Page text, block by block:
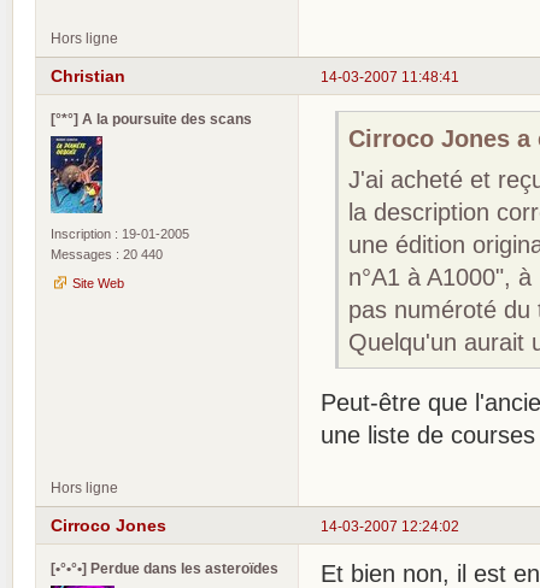
Hors ligne
14-03-2007 11:48:41
Christian
[°*°] A la poursuite des scans
Inscription : 19-01-2005
Messages : 20 440
Site Web
Cirroco Jones a
J'ai acheté et
la description
une édition
n°A1 à A1000",
pas numéroté du
Quelqu'un aurait
Peut-être que
une liste de
Hors ligne
14-03-2007 12:24:02
Cirroco Jones
[•°•°•] Perdue dans les asteroïdes
Et bien non, il est